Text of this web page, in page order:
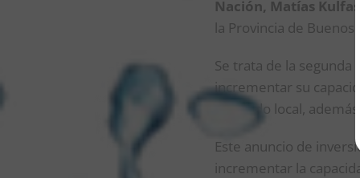
Nación, Matías Kulfas
la Provincia de
Se trata de la
incrementar su
mercado local,
Este anuncio de
incrementar la